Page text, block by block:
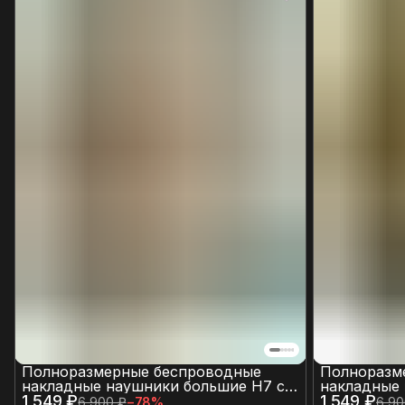
1 549 ₽6 900 ₽−78%
Полноразмерные беспроводные
накладные наушники большие H7 с
пассивным шумоподавлением и
1 549 ₽6